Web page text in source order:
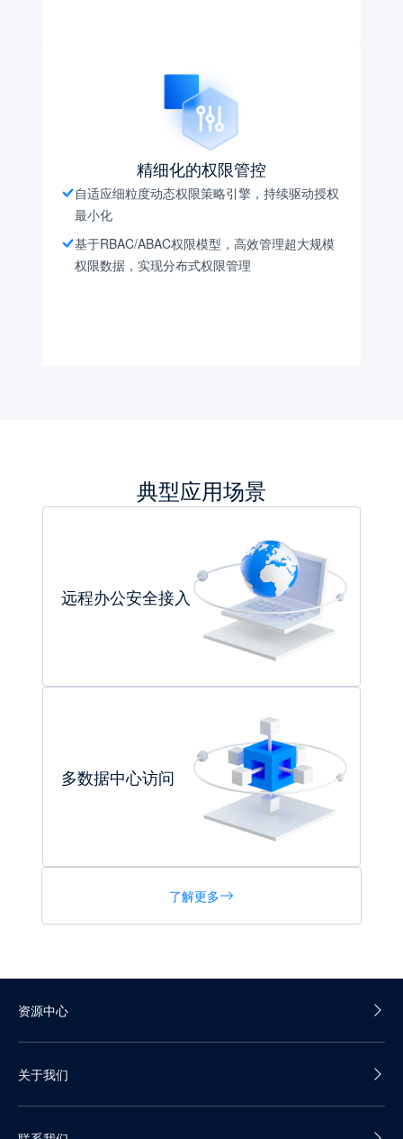
精细化的权限管控
自适应细粒度动态权限策略引擎，持续驱动授权
最小化
基于RBAC/ABAC权限模型，高效管理超大规模
权限数据，实现分布式权限管理
典型应用场景
远程办公安全接入
多数据中心访问
了解更多
资源中心
产品白皮书
关于我们
公司介绍